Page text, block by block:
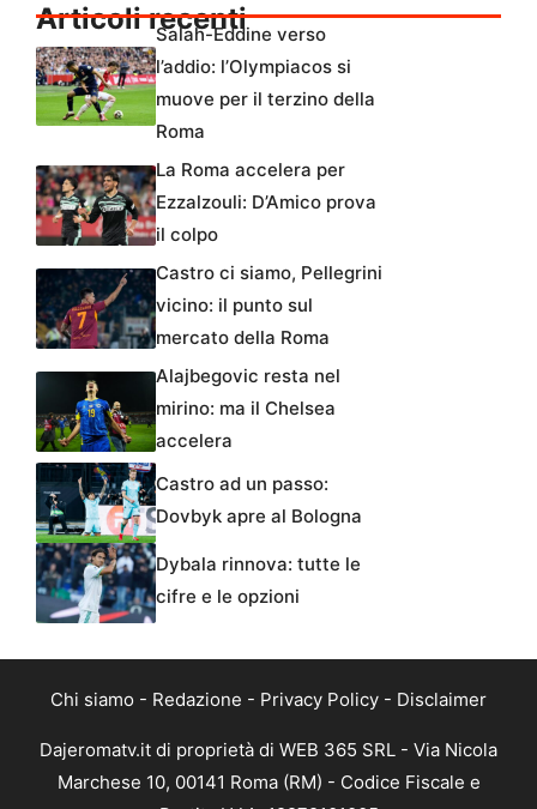
Articoli recenti
Salah-Eddine verso
l’addio: l’Olympiacos si
muove per il terzino della
Roma
La Roma accelera per
Ezzalzouli: D’Amico prova
il colpo
Castro ci siamo, Pellegrini
vicino: il punto sul
mercato della Roma
Alajbegovic resta nel
mirino: ma il Chelsea
accelera
Castro ad un passo:
Dovbyk apre al Bologna
Dybala rinnova: tutte le
cifre e le opzioni
Chi siamo - Redazione - Privacy Policy - Disclaimer
Dajeromatv.it di proprietà di WEB 365 SRL - Via Nicola
Marchese 10, 00141 Roma (RM) - Codice Fiscale e